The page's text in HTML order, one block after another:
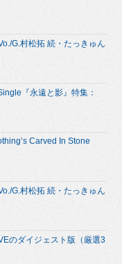
G.村松拓 続・たっきゅん
『永遠と影』特集：
Carved In Stone
G.村松拓 続・たっきゅん
のダイジェスト版（厳選3